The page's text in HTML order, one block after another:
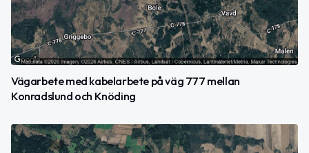
Vägarbete med kabelarbete på väg 777 mellan
Konradslund och Knöding